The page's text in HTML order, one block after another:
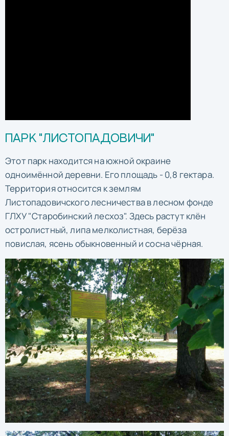
ПАРК "ЛИСТОПАДОВИЧИ"
Этот парк находится на южной окраине
одноимённой деревни. Его площадь - 0,8 гектара.
Территория относится к землям
Листопадовичского лесничества в лесном фонде
ГЛХУ "Старобинский лесхоз". Здесь растут клён
остролистный, липа мелколистная, берёза
повислая, ясень обыкновенный и сосна чёрная.